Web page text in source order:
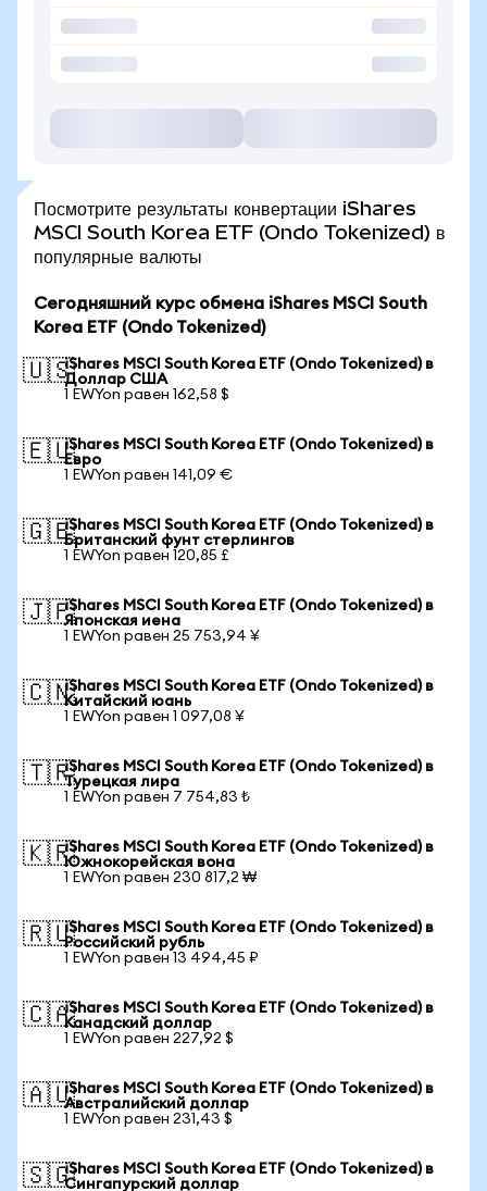
Посмотрите результаты конвертации iShares
MSCI South Korea ETF (Ondo Tokenized) в
популярные валюты
Сегодняшний курс обмена iShares MSCI South
Korea ETF (Ondo Tokenized)
🇺🇸iShares MSCI South Korea ETF (Ondo Tokenized) в
Доллар США
1 EWYon равен 162,58 $
🇪🇺iShares MSCI South Korea ETF (Ondo Tokenized) в
Евро
1 EWYon равен 141,09 €
🇬🇧iShares MSCI South Korea ETF (Ondo Tokenized) в
Британский фунт стерлингов
1 EWYon равен 120,85 £
🇯🇵iShares MSCI South Korea ETF (Ondo Tokenized) в
Японская иена
1 EWYon равен 25 753,94 ¥
🇨🇳iShares MSCI South Korea ETF (Ondo Tokenized) в
Китайский юань
1 EWYon равен 1 097,08 ¥
🇹🇷iShares MSCI South Korea ETF (Ondo Tokenized) в
Турецкая лира
1 EWYon равен 7 754,83 ₺
🇰🇷iShares MSCI South Korea ETF (Ondo Tokenized) в
Южнокорейская вона
1 EWYon равен 230 817,2 ₩
🇷🇺iShares MSCI South Korea ETF (Ondo Tokenized) в
Российский рубль
1 EWYon равен 13 494,45 ₽
🇨🇦iShares MSCI South Korea ETF (Ondo Tokenized) в
Канадский доллар
1 EWYon равен 227,92 $
🇦🇺iShares MSCI South Korea ETF (Ondo Tokenized) в
Австралийский доллар
1 EWYon равен 231,43 $
🇸🇬iShares MSCI South Korea ETF (Ondo Tokenized) в
Сингапурский доллар